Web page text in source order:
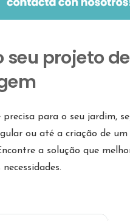
seu projeto de
precisa para o seu jardim,
ou até a criação de um
a solução que